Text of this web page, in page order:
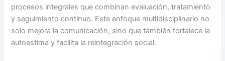
procesos integrales que combinan evaluación, tratamiento
y seguimiento continuo. Este enfoque multidisciplinario no
solo mejora la comunicación, sino que también fortalece la
autoestima y facilita la reintegración social.